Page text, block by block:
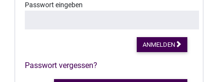
Passwort eingeben
ANMELDEN
Passwort vergessen?